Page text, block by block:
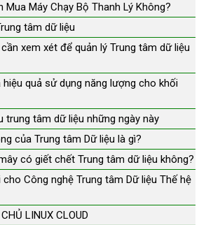
Mua Máy Chạy Bộ Thanh Lý Không?
tâm dữ liệu
xem xét để quản lý Trung tâm dữ liệu
quả sử dụng năng lượng cho khối
trung tâm dữ liệu những ngày này
của Trung tâm Dữ liệu là gì?
có giết chết Trung tâm dữ liệu không?
Công nghệ Trung tâm Dữ liệu Thế hệ
LINUX CLOUD